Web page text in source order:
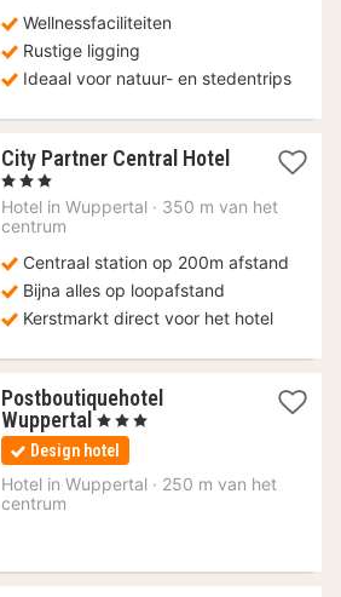
Wellnessfaciliteiten
Rustige ligging
Ideaal voor natuur- en stedentrips
City Partner Central Hotel1
vanaf
, 3 Sterren
Hotel in Wuppertal · 350 m van het
centrum
Centraal station op 200m afstand
Bijna alles op loopafstand
Kerstmarkt direct voor het hotel
Postboutiquehotel
Wuppertal 1
nacht
vanaf
115
, 3 Sterren
Design hotel
Hotel in Wuppertal · 250 m van het
centrum